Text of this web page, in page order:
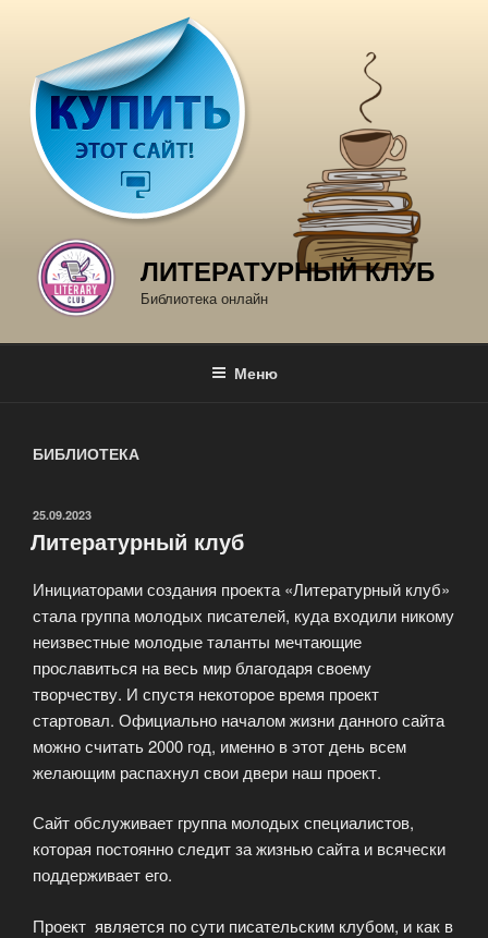
содержимому
ЛИТЕРАТУРНЫЙ КЛУБ
Библиотека онлайн
Меню
БИБЛИОТЕКА
ОПУБЛИКОВАНО
25.09.2023
Литературный клуб
Инициаторами создания проекта «Литературный клуб»
стала группа молодых писателей, куда входили никому
неизвестные молодые таланты мечтающие
прославиться на весь мир благодаря своему
творчеству. И спустя некоторое время проект
стартовал. Официально началом жизни данного сайта
можно считать 2000 год, именно в этот день всем
желающим распахнул свои двери наш проект.
Сайт обслуживает группа молодых специалистов,
которая постоянно следит за жизнью сайта и всячески
поддерживает его.
Проект является по сути писательским клубом, и как в